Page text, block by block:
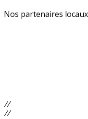
Nos partenaires
//
//